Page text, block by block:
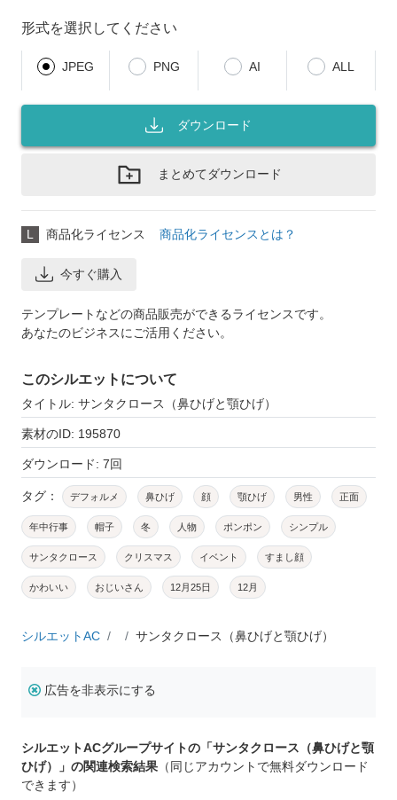
形式を選択してください
JPEG PNG AI ALL
ダウンロード
まとめてダウンロード
L 商品化ライセンス 商品化ライセンスとは？
今すぐ購入
テンプレートなどの商品販売ができるライセンスです。
あなたのビジネスにご活用ください。
このシルエットについて
タイトル: サンタクロース（鼻ひげと顎ひげ）
素材のID: 195870
ダウンロード: 7回
タグ： デフォルメ 鼻ひげ 顔 顎ひげ 男性 正面
年中行事 帽子 冬 人物 ポンポン シンプル
サンタクロース クリスマス イベント すまし顔
かわいい おじいさん 12月25日 12月
シルエットAC サンタクロース（鼻ひげと顎ひげ）
広告を非表示にする
シルエットACグループサイトの「サンタクロース（鼻ひげと顎
ひげ）」の関連検索結果 （同じアカウントで無料ダウンロード
できます）